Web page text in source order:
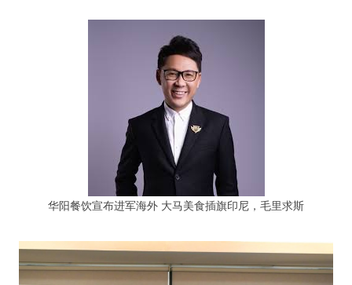
华阳餐饮宣布进军海外 大马美食插旗印尼，毛里求斯